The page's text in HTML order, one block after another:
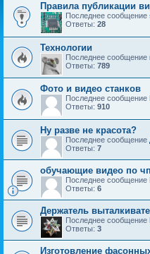
Правила публикации
Последнее сообщение
Ответы: 28
Технологии
Последнее сообщение
Ответы: 789
Фото и видео станков
Последнее сообщение
Ответы: 910
Ну разве не красота?
Последнее сообщение
Ответы: 7
обучающие видео по
Последнее сообщение
Ответы: 6
Держатель
Последнее сообщение
Ответы: 3
Изготовление